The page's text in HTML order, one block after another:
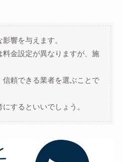
響を与えます。
料金設定が異なりますが、施
信頼できる業者を選ぶことで
するといいでしょう。